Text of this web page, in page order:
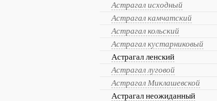
Астрагал исходный
Астрагал камчатский
Астрагал кольский
Астрагал кустарниковый
Астрагал ленский
Астрагал луговой
Астрагал Миклашевской
Астрагал неожиданный